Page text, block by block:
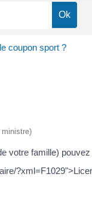
coupon sport ?
votre famille)